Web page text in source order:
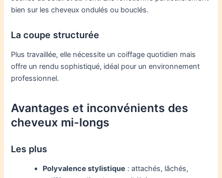
bien sur les cheveux ondulés ou bouclés.
La coupe structurée
Plus travaillée, elle nécessite un coiffage quotidien mais
offre un rendu sophistiqué, idéal pour un environnement
professionnel.
Avantages et inconvénients des
cheveux mi-longs
Les plus
Polyvalence stylistique : attachés, lâchés,